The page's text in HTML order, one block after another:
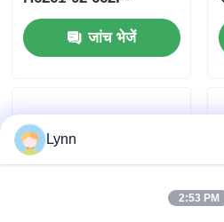
उत्पाद
SKEA7D03
जांच भेजें
Lynn
2:53 PM